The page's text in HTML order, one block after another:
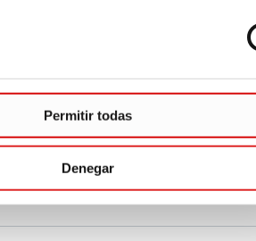
Permitir todas
Denegar